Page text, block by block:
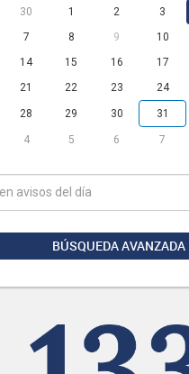
30 1 2 3
7 8 9 10
14 15 16 17
21 22 23 24
28 29 30 31
4 5 6 7
BÚSQUEDA AVANZADA